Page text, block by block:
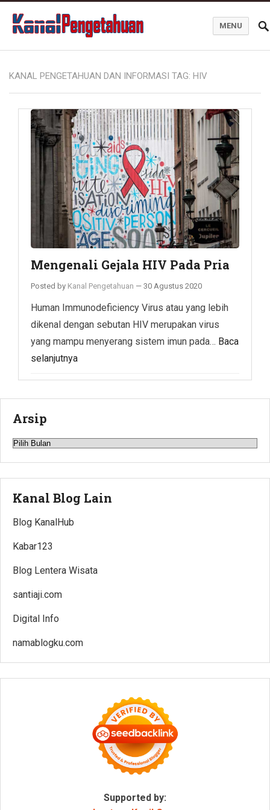
MENU
KANAL PENGETAHUAN DAN INFORMASI TAG: HIV
Mengenali Gejala HIV Pada Pria
Posted by Kanal Pengetahuan — 30 Agustus 2020
Human Immunodeficiency Virus atau yang lebih
dikenal dengan sebutan HIV merupakan virus
yang mampu menyerang sistem imun pada… Baca
selanjutnya
Arsip
Arsip
Kanal Blog Lain
Blog KanalHub
Kabar123
Blog Lentera Wisata
santiaji.com
Digital Info
namablogku.com
Supported by: